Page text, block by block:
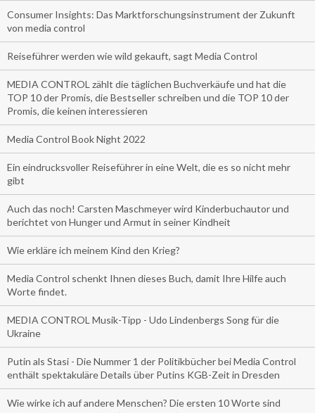
Consumer Insights: Das Marktforschungsinstrument der Zukunft
von media control
Reiseführer werden wie wild gekauft, sagt Media Control
MEDIA CONTROL zählt die täglichen Buchverkäufe und hat die
TOP 10 der Promis, die Bestseller schreiben und die TOP 10 der
Promis, die keinen interessieren
Media Control Book Night 2022
Ein eindrucksvoller Reiseführer in eine Welt, die es so nicht mehr
gibt
Auch das noch! Carsten Maschmeyer wird Kinderbuchautor und
berichtet von Hunger und Armut in seiner Kindheit
Wie erkläre ich meinem Kind den Krieg?
Media Control schenkt Ihnen dieses Buch, damit Ihre Hilfe auch
Worte findet.
MEDIA CONTROL Musik-Tipp - Udo Lindenbergs Song für die
Ukraine
Putin als Stasi - Die Nummer 1 der Politikbücher bei Media Control
enthält spektakuläre Details über Putins KGB-Zeit in Dresden
Wie wirke ich auf andere Menschen? Die ersten 10 Worte sind